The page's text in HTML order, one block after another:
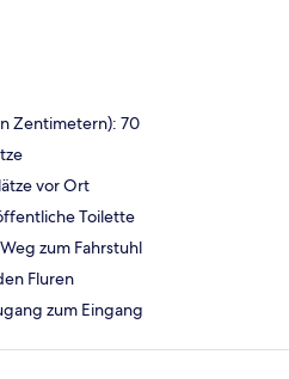
Zentimetern): 70
vor Ort
Toilette
zum Fahrstuhl
Fluren
zum Eingang